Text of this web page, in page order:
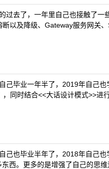
过去了，一年里自己也接触了
断以及降级、Gateway服务网关
己毕业一年半了，2019年自己
，同时结合<<大话设计模式>>
己也毕业半年了，2018年自己
西。更多的是增强了自己的思